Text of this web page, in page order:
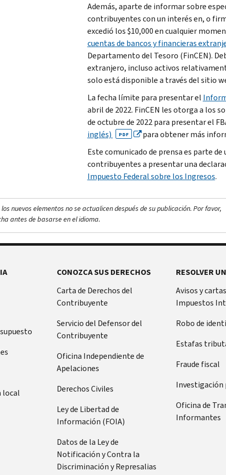
Además, aparte de informar sobre
contribuyentes con un interés en, o
excedió los $10,000 en cualquier
cuentas de bancos y financieras
Departamento del Tesoro (FinCEN).
extranjero, incluso activos
solo está disponible a través del sitio
La fecha límite para presentar el
abril de 2022. FinCEN les otorga a los
de octubre de 2022 para presentar el
inglés)
PDF
para obtener más
Este comunicado de prensa es parte de
contribuyentes a presentar una
Impuesto Federal sobre los Ingresos.
nuevos elementos no se actualicen después de su publicación. Por favor,
antes de basarse en el idioma.
local
CONOZCA SUS DERECHOS
Carta de Derechos del
Contribuyente
Servicio del Defensor del
Contribuyente
Oficina Independiente de
Apelaciones
Derechos Civiles
Ley de Libertad de
Información (FOIA)
Datos de la Ley de
Notificación y Contra la
Discriminación y Represalias
RESOLVER
Avisos y
Impuestos
Robo de
Estafas
Fraude fiscal
Investigación
Oficina de
Informantes